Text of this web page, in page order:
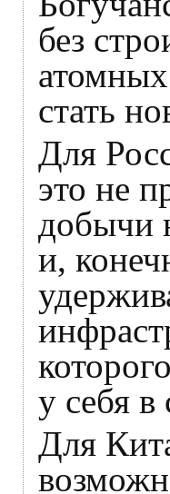
без
стать
Для
это не
добычи
и,
у себя в
Для